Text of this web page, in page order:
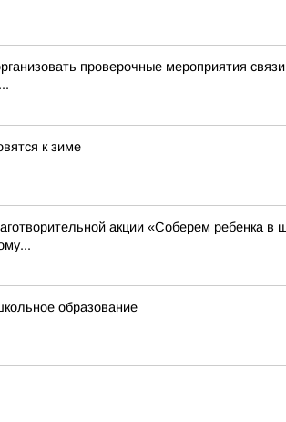
проверочные мероприятия
к зиме
акции «Соберем ребенка
образование